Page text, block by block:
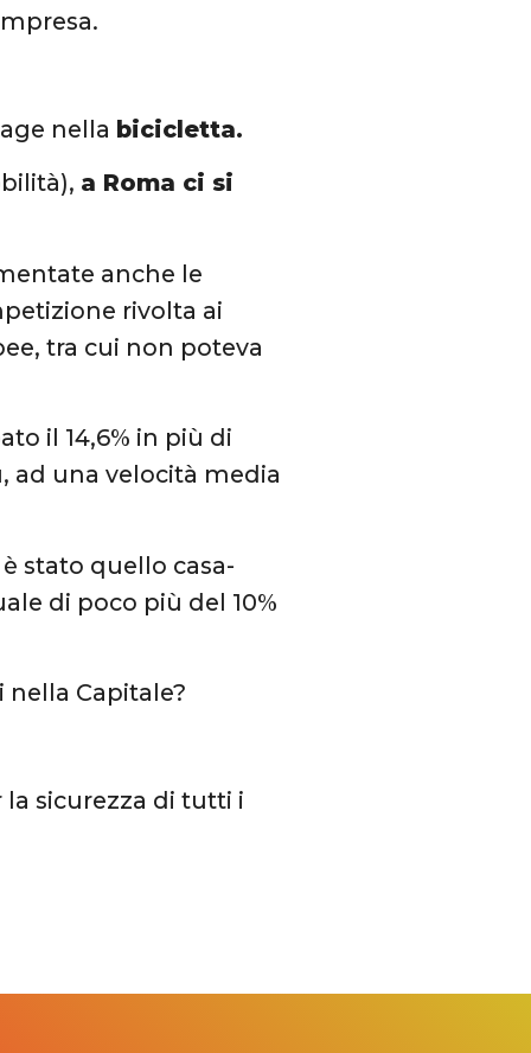
nella bicicletta.
a Roma ci si
anche le
rivolta ai
tra cui non poteva
il 14,6% in più di
ad una velocità media
stato quello casa-
di poco più del 10%
Capitale?
la sicurezza di tutti i